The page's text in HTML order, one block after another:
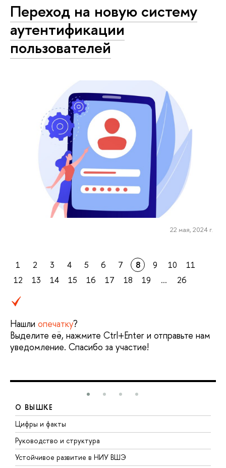
Переход на новую систему
аутентификации
пользователей
22 мая, 2024 г.
1 2 3 4 5 6 7 8 9 10
11
12
13 14 15 16 17 18 19 ... 26
Нашли опечатку?
Выделите её, нажмите Ctrl+Enter и отправьте нам
уведомление. Спасибо за участие!
О ВЫШКЕ
Цифры и факты
Руководство и структура
Устойчивое развитие в НИУ ВШЭ